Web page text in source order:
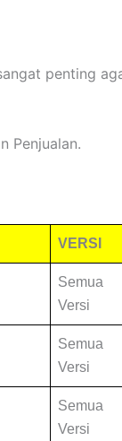
penting
Penjualan.
VERSI
Semua
Versi
Semua
Versi
Semua
Versi